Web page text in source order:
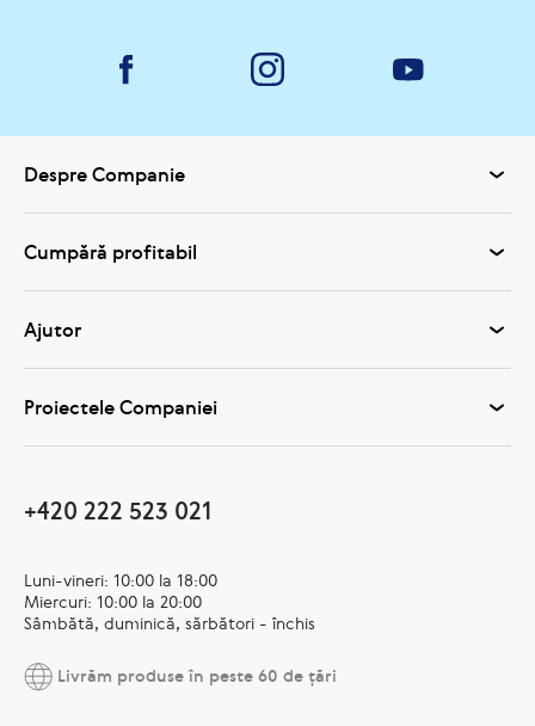
Despre Companie
Cumpără profitabil
Ajutor
Proiectele Companiei
+420 222 523 021
Luni-vineri: 10:00 la 18:00
Miercuri: 10:00 la 20:00
Sâmbătă, duminică, sărbători - închis
Livrăm produse în peste 60 de țări